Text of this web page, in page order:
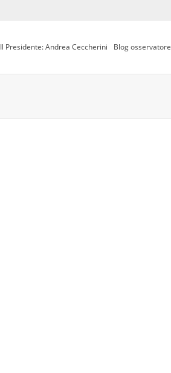
Il Presidente: Andrea Ceccherini Blog osservatore